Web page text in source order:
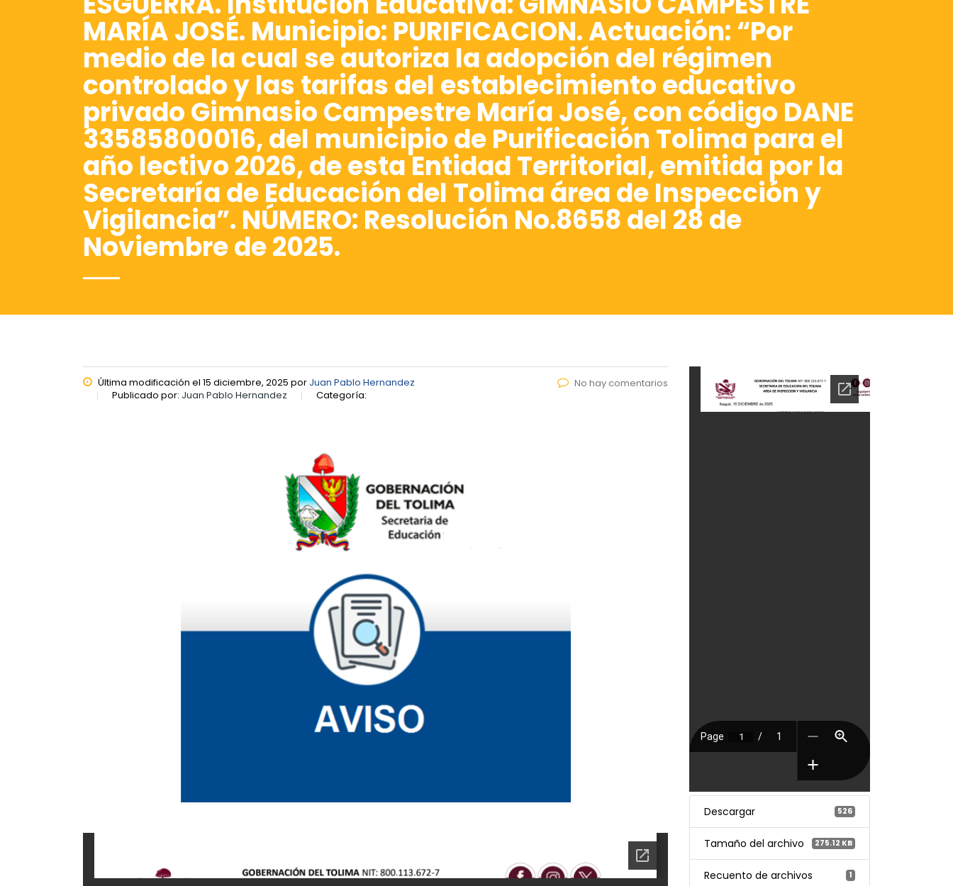
MARÍA JOSÉ. Municipio: PURIFICACION. Actuación: “Por
medio de la cual se autoriza la adopción del régimen
controlado y las tarifas del establecimiento educativo
privado Gimnasio Campestre María José, con código DANE
33585800016, del municipio de Purificación Tolima para el
año lectivo 2026, de esta Entidad Territorial, emitida por la
Secretaría de Educación del Tolima área de Inspección y
Vigilancia”. NÚMERO: Resolución No.8658 del 28 de
Noviembre de 2025.
Última modificación el 15 diciembre, 2025 por Juan Pablo Hernandez
Publicado por: Juan Pablo Hernandez Categoría:
No hay comentarios
Descargar 526
Tamaño del archivo 275.12 KB
Recuento de archivos 1